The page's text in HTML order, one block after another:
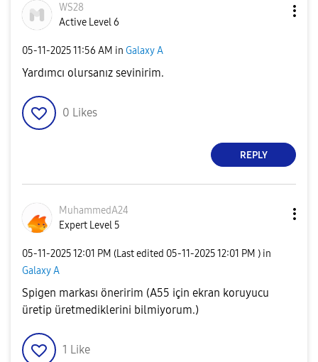
WS28
Active Level 6
‎05-11-202511:56 AM in Galaxy A
Yardımcı olursanız sevinirim.
0 Likes
REPLY
MuhammedA24
Expert Level 5
‎05-11-202512:01 PM (Last edited ‎05-11-202512:01 PM ) in
Galaxy A
Spigen markası öneririm (A55 için ekran koruyucu
üretip üretmediklerini bilmiyorum.)
1 Like